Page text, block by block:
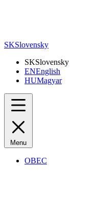
SKSlovensky
SKSlovensky
ENEnglish
HUMagyar
Menu
OBEC